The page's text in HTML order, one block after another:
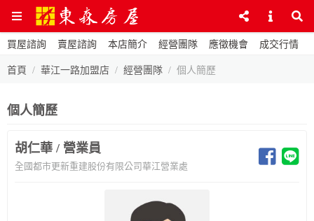
買屋諮詢 賣屋諮詢 本店簡介 經營團隊 應徵機會 成交行情
首頁 華江一路加盟店 經營團隊 個人簡歷
個人簡歷
胡仁華 / 營業員
全國都市更新重建股份有限公司華江營業處